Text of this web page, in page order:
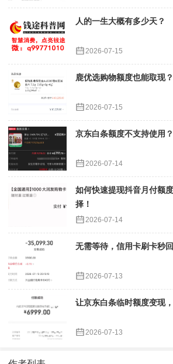
人的一生大概有多少天？
2026-07-15
鹿优选购物额度也能取现
2026-07-15
京东白条额度不支持使用
2026-07-14
如何快速提现抖音月付额
择！
2026-07-14
无需等待，信用卡刷卡秒
2026-07-13
让京东白条临时额度变现
2026-07-13